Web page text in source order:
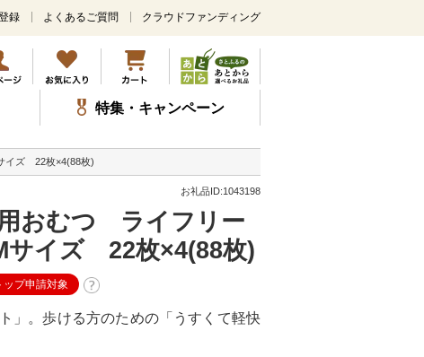
メ
ン
コ
ン
テ
ツ
に
ッ
プ
録 よくあるご質問 クラウドファンディング
特集・キャンペーン
イズ 22枚×4(88枚)
お礼品ID:1043198
おむつ ライフリー
イズ 22枚×4(88枚)
プ申請対象
」。歩ける方のための「うすくて軽快